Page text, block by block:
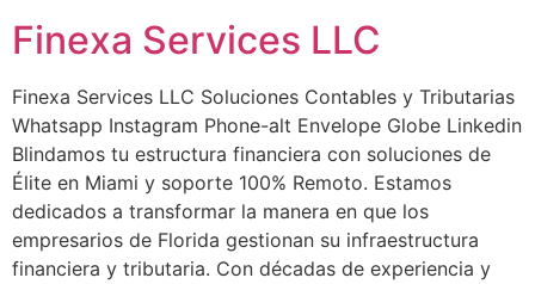
Finexa Services LLC
Finexa Services LLC Soluciones Contables y Tributarias
Whatsapp Instagram Phone-alt Envelope Globe Linkedin
Blindamos tu estructura financiera con soluciones de
Élite en Miami y soporte 100% Remoto. Estamos
dedicados a transformar la manera en que los
empresarios de Florida gestionan su infraestructura
financiera y tributaria. Con décadas de experiencia y